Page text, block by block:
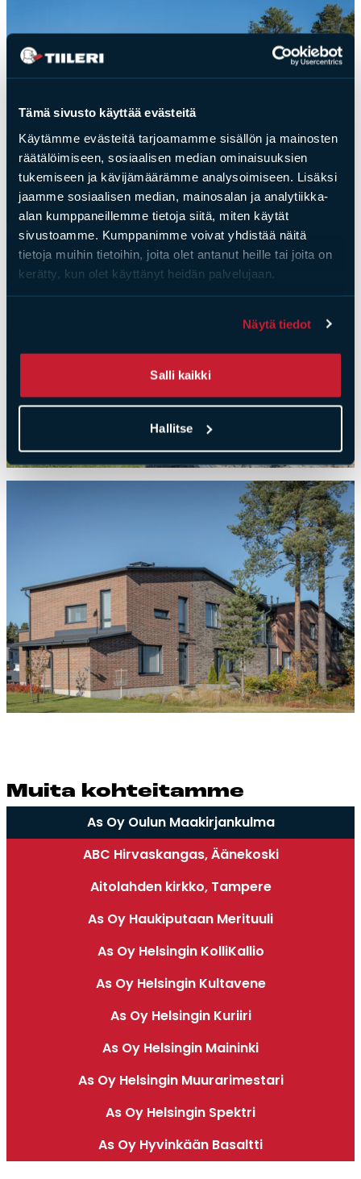
Tämä sivusto käyttää evästeitä
Käytämme evästeitä tarjoamamme sisällön ja mainosten
räätälöimiseen, sosiaalisen median ominaisuuksien
tukemiseen ja kävijämäärämme analysoimiseen. Lisäksi
jaamme sosiaalisen median, mainosalan ja analytiikka-
alan kumppaneillemme tietoja siitä, miten käytät
sivustoamme. Kumppanimme voivat yhdistää näitä
tietoja muihin tietoihin, joita olet antanut heille tai joita on
kerätty, kun olet käyttänyt heidän palvelujaan.
Näytä tiedot
Salli kaikki
Hallitse
Mui­ta koh­tei­tam­me
As Oy Oulun Maakirjankulma
ABC Hirvaskangas, Äänekoski
Aitolahden kirkko, Tampere
As Oy Haukiputaan Merituuli
As Oy Helsingin KolliKallio
As Oy Helsingin Kultavene
As Oy Helsingin Kuriiri
As Oy Helsingin Maininki
As Oy Helsingin Muurarimestari
As Oy Helsingin Spektri
As Oy Hyvinkään Basaltti